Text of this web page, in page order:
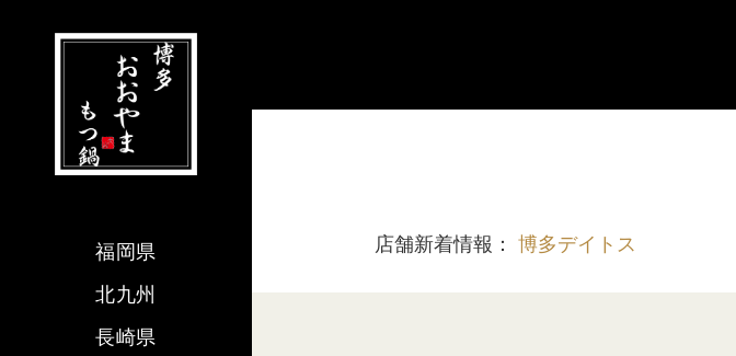
店舗新着情報： 博多デイトス
福岡県
北九州
長崎県